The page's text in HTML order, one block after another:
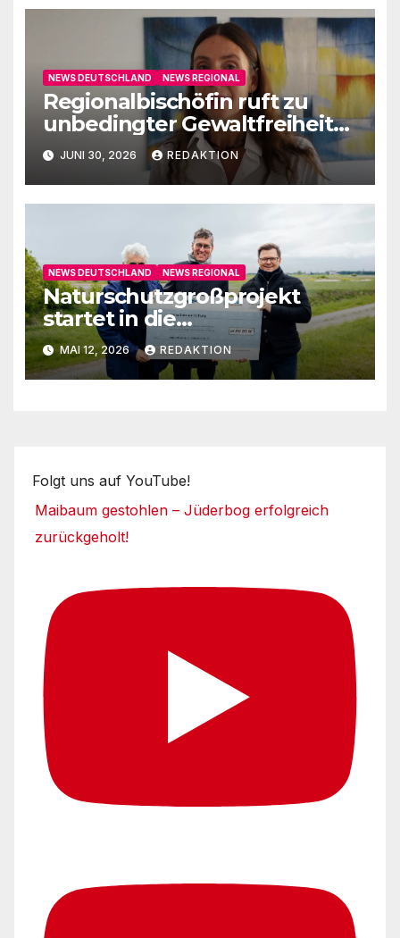
NEWS DEUTSCHLAND NEWS REGIONAL
Regionalbischöfin ruft zu
unbedingter Gewaltfreiheit
aufJUNI 30, 2026 REDAKTION
NEWS DEUTSCHLAND NEWS REGIONAL
Naturschutzgroßprojekt
startet in die
Umsetzungsphase
MAI 12, 2026 REDAKTION
Folgt uns auf YouTube!
Maibaum gestohlen – Jüderbog erfolgreich
zurückgeholt!